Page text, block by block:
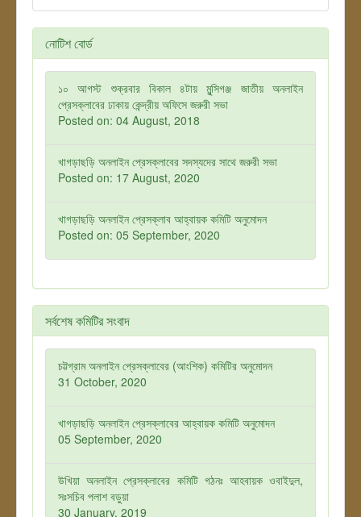
নোটিশ বোর্ড
১০ আগস্ট শুক্রবার বিকাল ৪টায় মুন্সিগঞ্জ জাতীয় অনলাইন
প্রেসক্লাবের ঢাকায় কেন্দ্রীয় অফিসে জরুরী সভা
Posted on: 04 August, 2018
খাগড়াছড়ি অনলাইন প্রেসক্লাবের সদস্যদের সাথে জরুরী সভা
Posted on: 17 August, 2020
খাগড়াছড়ি অনলাইন প্রেসক্লাব আহ্বায়ক কমিটি অনুমোদন
Posted on: 05 September, 2020
সর্বশেষ কমিটির সংবাদ
চট্টগ্রাম অনলাইন প্রেসক্লাবের (আংশিক) কমিটির অনুমোদন
31 October, 2020
খাগড়াছড়ি অনলাইন প্রেসক্লাবের আহ্বায়ক কমিটি অনুমোদন
05 September, 2020
উখিয়া অনলাইন প্রেসক্লাবের কমিটি গঠনঃ আহবায়ক ওবাইদুল,
সঃসচিব পলাশ বড়ুয়া
30 January, 2019